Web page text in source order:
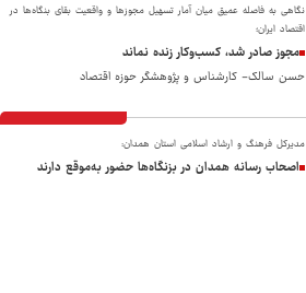
نگاهی به فاصله عمیق میان آمار تسهیل مجوزها و واقعیت بقای بنگاه‌ها در
اقتصاد ایران؛
مجوز صادر شد، کسب‌وکار زنده نماند
حسن سالک- کارشناس و پژوهشگر حوزه اقتصاد
مدیرکل فرهنگ و ارشاد اسلامی استان همدان:
اصحاب رسانه همدان در بزنگاه‌ها حضور به‌موقع‌ دارند